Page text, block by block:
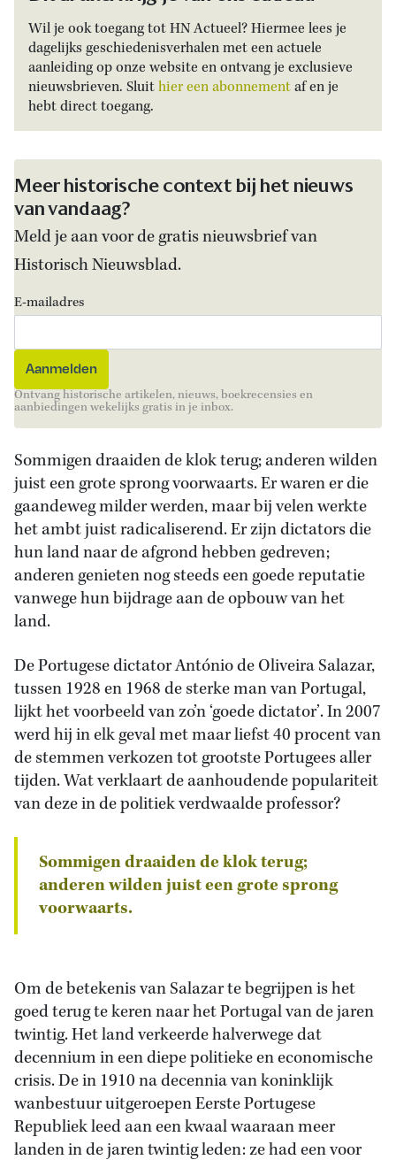
Wil je ook toegang tot HN Actueel? Hiermee lees je
dagelijks geschiedenisverhalen met een actuele
aanleiding op onze website en ontvang je exclusieve
nieuwsbrieven. Sluithier een abonnementaf en je
hebt direct toegang.
Meer historische context bij het nieuws
van vandaag?
Meld je aan voor de gratis nieuwsbrief van
Historisch Nieuwsblad.
E-mailadres
Ontvang historische artikelen, nieuws, boekrecensies en
aanbiedingen wekelijks gratis in je inbox.
Sommigen draaiden de klok terug; anderen wilden
juist een grote sprong voorwaarts. Er waren er die
gaandeweg milder werden, maar bij velen werkte
het ambt juist radicaliserend. Er zijn dictators die
hun land naar de afgrond hebben gedreven;
anderen genieten nog steeds een goede reputatie
vanwege hun bijdrage aan de opbouw van het
land.
De Portugese dictator António de Oliveira Salazar,
tussen 1928 en 1968 de sterke man van Portugal,
lijkt het voorbeeld van zo’n ‘goede dictator’. In 2007
werd hij in elk geval met maar liefst 40 procent van
de stemmen verkozen tot grootste Portugees aller
tijden. Wat verklaart de aanhoudende populariteit
van deze in de politiek verdwaalde professor?
Sommigen draaiden de klok terug;
anderen wilden juist een grote sprong
voorwaarts.
Om de betekenis van Salazar te begrijpen is het
goed terug te keren naar het Portugal van de jaren
twintig. Het land verkeerde halverwege dat
decennium in een diepe politieke en economische
crisis. De in 1910 na decennia van koninklijk
wanbestuur uitgeroepen Eerste Portugese
Republiek leed aan een kwaal waaraan meer
landen in de jaren twintig leden: ze had een voor